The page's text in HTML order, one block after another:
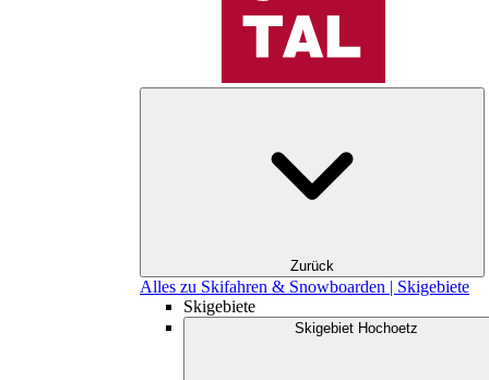
Zurück
Alles zu Skifahren & Snowboarden | Skigebiete
Skigebiete
Skigebiet Hochoetz